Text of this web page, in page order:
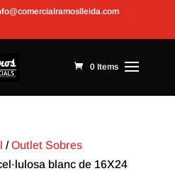
0 Items
/Outlet Sobres
blanc de 16X24